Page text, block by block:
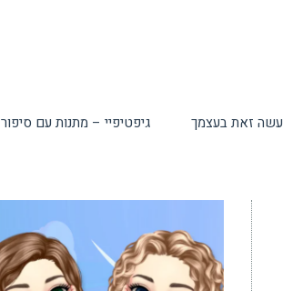
עשה זאת בעצמך גיפטיפיי – מתנות עם סיפור